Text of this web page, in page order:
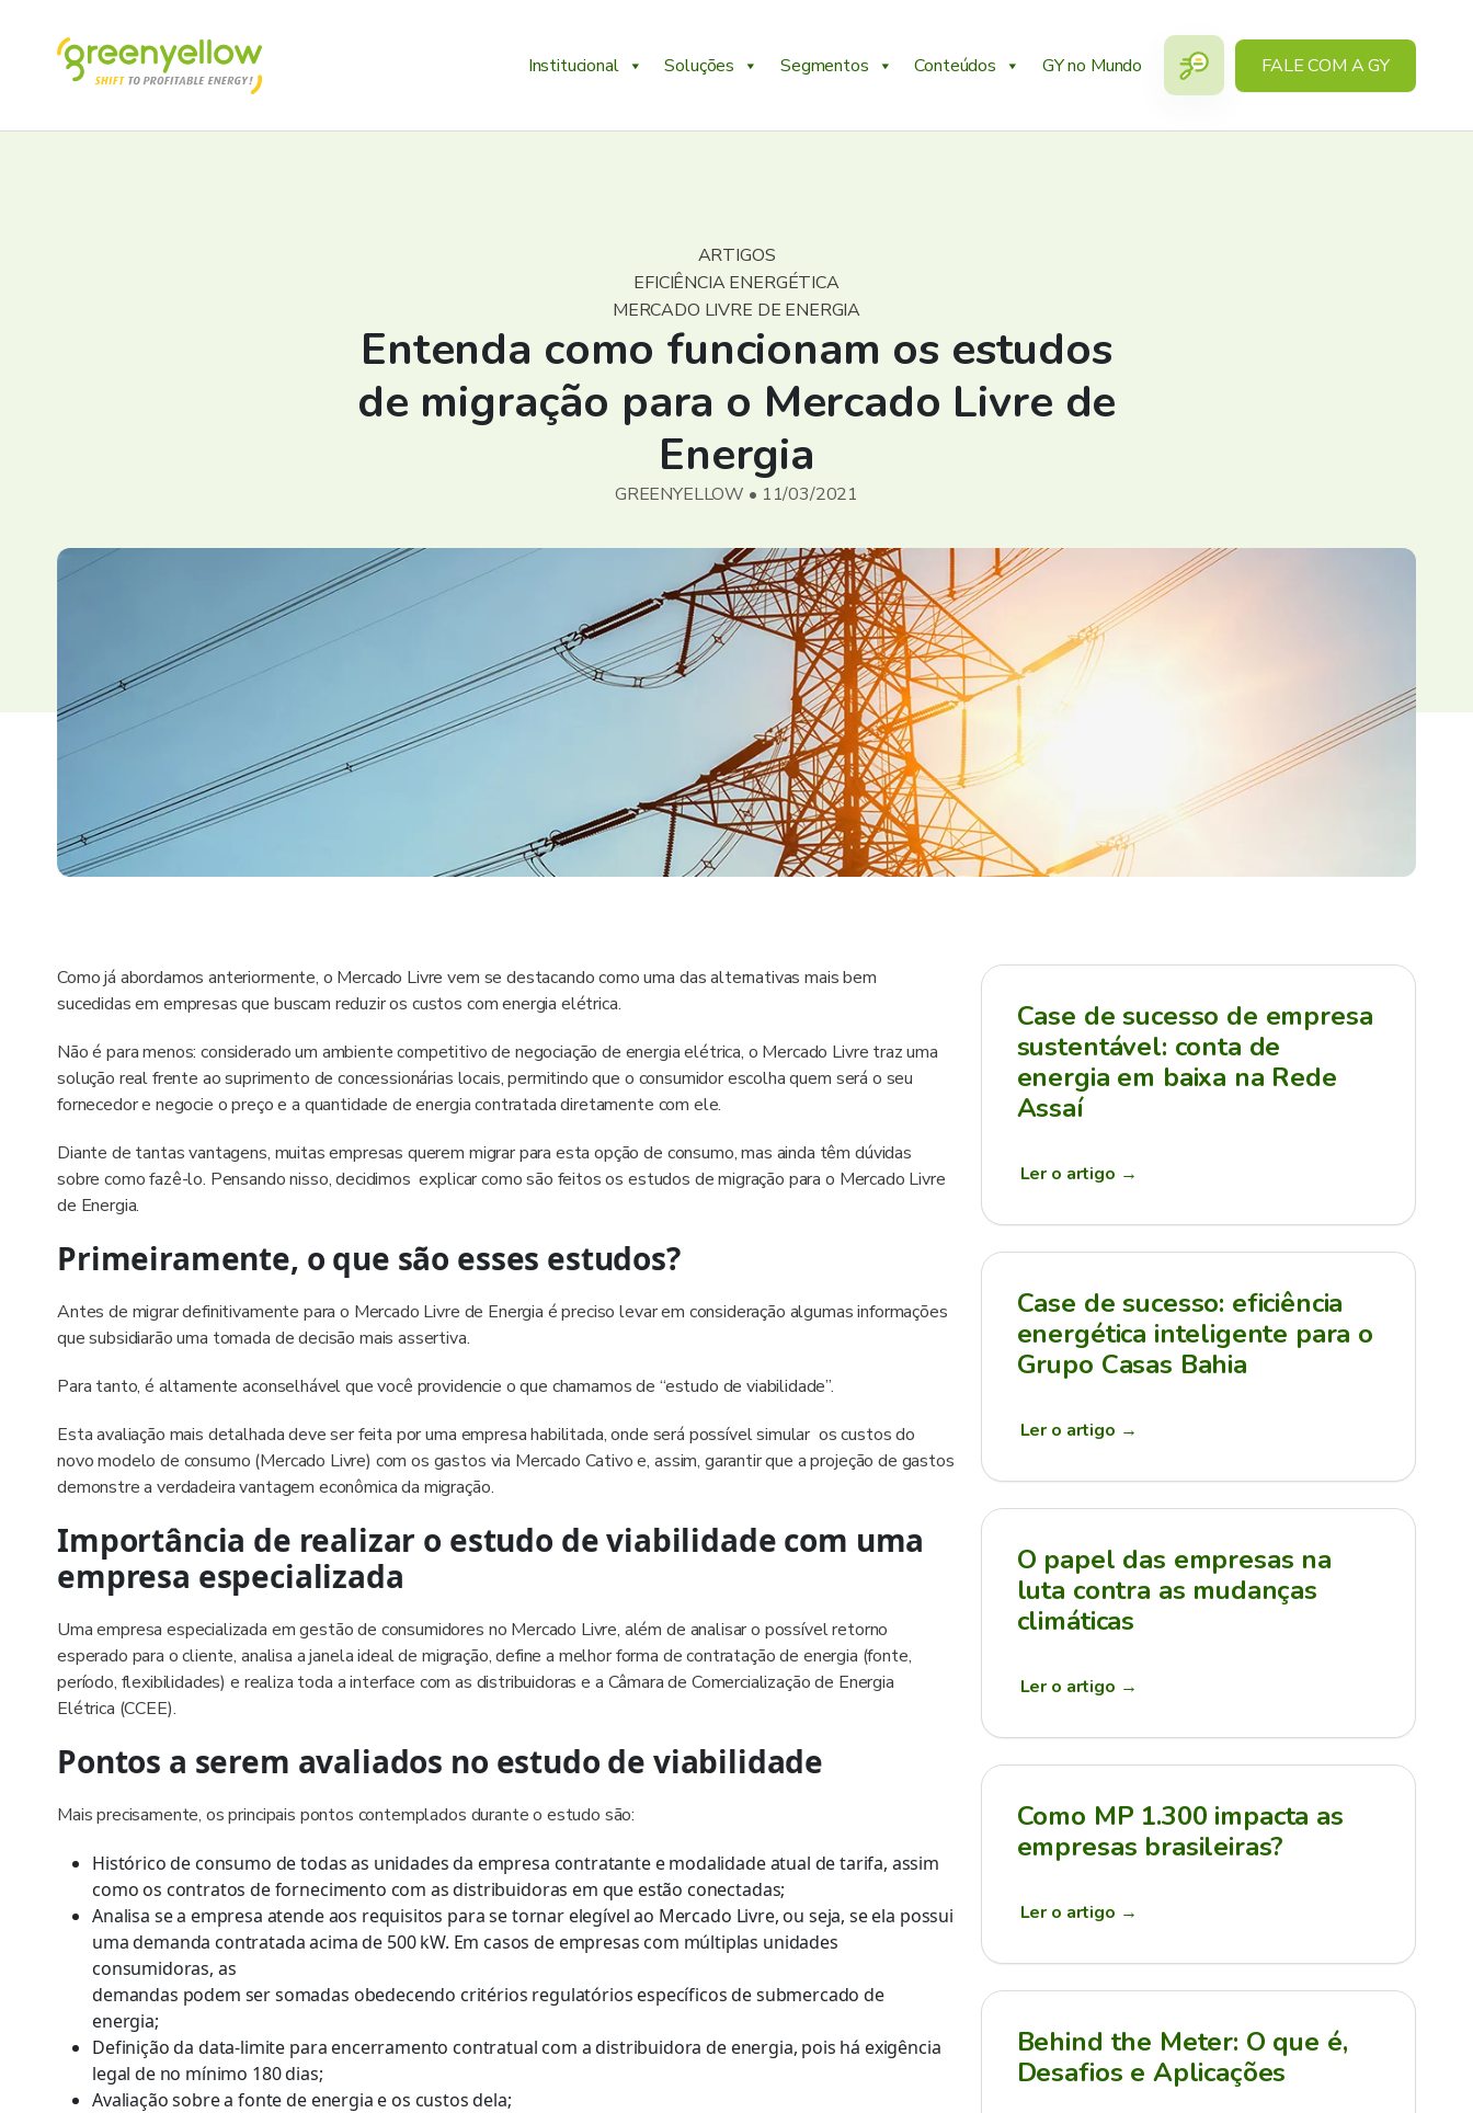
Institucional Soluções Segmentos Conteúdos GY no Mundo FALE COM A GY
ARTIGOS
EFICIÊNCIA ENERGÉTICA
MERCADO LIVRE DE ENERGIA
Entenda como funcionam os estudos
de migração para o Mercado Livre de
Energia
GREENYELLOW • 11/03/2021
Como já abordamos anteriormente, o Mercado Livre vem se destacando como uma das alternativas mais bem
sucedidas em empresas que buscam reduzir os custos com energia elétrica.
Não é para menos: considerado um ambiente competitivo de negociação de energia elétrica, o Mercado Livre traz uma
solução real frente ao suprimento de concessionárias locais, permitindo que o consumidor escolha quem será o seu
fornecedor e negocie o preço e a quantidade de energia contratada diretamente com ele.
Diante de tantas vantagens, muitas empresas querem migrar para esta opção de consumo, mas ainda têm dúvidas
sobre como fazê-lo. Pensando nisso, decidimos explicar como são feitos os estudos de migração para o Mercado Livre
de Energia.
Primeiramente, o que são esses estudos?
Antes de migrar definitivamente para o Mercado Livre de Energia é preciso levar em consideração algumas informações
que subsidiarão uma tomada de decisão mais assertiva.
Para tanto, é altamente aconselhável que você providencie o que chamamos de “estudo de viabilidade”.
Esta avaliação mais detalhada deve ser feita por uma empresa habilitada, onde será possível simular os custos do
novo modelo de consumo (Mercado Livre) com os gastos via Mercado Cativo e, assim, garantir que a projeção de gastos
demonstre a verdadeira vantagem econômica da migração.
Importância de realizar o estudo de viabilidade com uma
empresa especializada
Uma empresa especializada em gestão de consumidores no Mercado Livre, além de analisar o possível retorno
esperado para o cliente, analisa a janela ideal de migração, define a melhor forma de contratação de energia (fonte,
período, flexibilidades) e realiza toda a interface com as distribuidoras e a Câmara de Comercialização de Energia
Elétrica (CCEE).
Pontos a serem avaliados no estudo de viabilidade
Mais precisamente, os principais pontos contemplados durante o estudo são:
Histórico de consumo de todas as unidades da empresa contratante e modalidade atual de tarifa, assim
como os contratos de fornecimento com as distribuidoras em que estão conectadas;
Analisa se a empresa atende aos requisitos para se tornar elegível ao Mercado Livre, ou seja, se ela possui
uma demanda contratada acima de 500 kW. Em casos de empresas com múltiplas unidades
consumidoras, as
demandas podem ser somadas obedecendo critérios regulatórios específicos de submercado de
energia;
Definição da data-limite para encerramento contratual com a distribuidora de energia, pois há exigência
legal de no mínimo 180 dias;
Avaliação sobre a fonte de energia e os custos dela;
Case de sucesso de empresa
sustentável: conta de
energia em baixa na Rede
Assaí
Ler o artigo →
Case de sucesso: eficiência
energética inteligente para o
Grupo Casas Bahia
Ler o artigo →
O papel das empresas na
luta contra as mudanças
climáticas
Ler o artigo →
Como MP 1.300 impacta as
empresas brasileiras?
Ler o artigo →
Behind the Meter: O que é,
Desafios e Aplicações